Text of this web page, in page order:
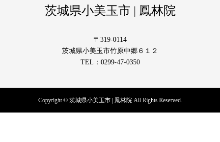
茨城県小美玉市 | 鳳林院
〒319-0114
茨城県小美玉市竹原中郷６１２
TEL：0299-47-0350
Copyright © 茨城県小美玉市 | 鳳林院 All Rights Reserved.